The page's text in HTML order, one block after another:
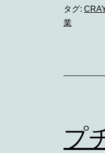
タグ:
業
プ